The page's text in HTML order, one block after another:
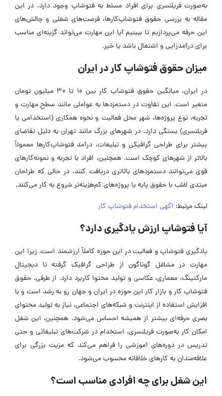
به‌صورت فریلنسری برای افراد مسلط به فتوشاپ وجود دارد. در این
مقاله به بررسی حقوق فتوشاپ‌کار‌ها، فرصت‌های شغلی و چالش‌های
این حرفه می‌پردازیم تا ببینیم آیا این مهارت می‌تواند گزینه‌ای مناسب
برای درآمدزایی و اشتغال باشد یا خیر.
میزان حقوق فتوشاپ کار در ایران
در ایران، میانگین حقوق فتوشاپ کار بین ۱۰ تا ۳۰ میلیون تومان
متغیر است. این تفاوت در دستمزدها به عواملی مانند سطح مهارت و
تجربه، نوع پروژه‌ها، شهر محل فعالیت و نحوه همکاری (استخدامی یا
فریلنسری) بستگی دارد. در شهرهای بزرگ مانند تهران به دلیل تقاضای
بیشتر برای طراحی گرافیکی و تبلیغات، درآمد فتوشاپ‌کار‌ها معمولاً
بالاتر از شهرهای کوچک است. همچنین، افراد با تجربه و نمونه‌کارهای
قوی می‌توانند دستمزدهای بالاتری دریافت کنند، در حالی‌ که طراحان
مبتدی اغلب با حقوق پایه یا پروژه‌های کم‌هزینه‌تر شروع به کار می‌کنند.
لینک مرتبط: آگهی استخدام فتوشاپ کار
آیا فتوشاپ ارزش یادگیری دارد؟
یادگیری فتوشاپ و فعالیت در این حوزه کاملاً ارزشمند است، زیرا این
مهارت در مشاغل گوناگون از طراحی گرافیک گرفته تا دیجیتال
مارکتینگ، معماری، عکاسی و تولید محتوا کاربرد دارد. از طرفی، حقوق
فتوشاپ کار و بازار کار این حوزه در ایران و جهان رو به رشد است و با
افزایش استفاده از اینترنت و شبکه‌های اجتماعی، نیاز به تولید محتوای
بصری حرفه‌ای بیشتر از همیشه احساس می‌شود. همچنین، این شغل
امکان کار به‌صورت فریلنسری، استخدام در شرکت‌های تبلیغاتی و حتی
تدریس در دوره‌های آموزشی را فراهم می‌کند که مزیت بزرگی برای
علاقه‌مندان به کارهای خلاقانه محسوب می‌شود.
این شغل برای چه افرادی مناسب است؟